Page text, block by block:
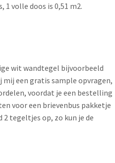
1 volle doos is 0,51 m2.
wit wandtegel bijvoorbeeld
mij een gratis sample opvragen,
voordat je een bestelling
voor een brievenbus pakketje
2 tegeltjes op, zo kun je de